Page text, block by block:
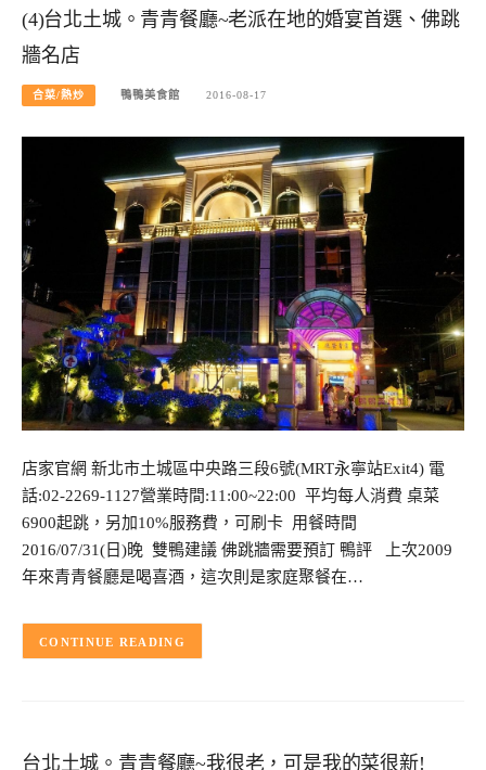
(4)台北土城。青青餐廳~老派在地的婚宴首選、佛跳
牆名店
合菜/熱炒 鴨鴨美食館 2016-08-17
店家官網 新北市土城區中央路三段6號(MRT永寧站Exit4) 電
話:02-2269-1127營業時間:11:00~22:00 平均每人消費 桌菜
6900起跳，另加10%服務費，可刷卡 用餐時間
2016/07/31(日)晚 雙鴨建議 佛跳牆需要預訂 鴨評 上次2009
年來青青餐廳是喝喜酒，這次則是家庭聚餐在…
CONTINUE READING
台北土城。青青餐廳~我很老，可是我的菜很新!